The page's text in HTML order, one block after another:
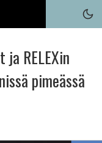
RELEXin
pimeässä